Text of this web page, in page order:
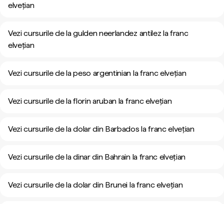
elvețian
Vezi cursurile de la gulden neerlandez antilez la franc
elvețian
Vezi cursurile de la peso argentinian la franc elvețian
Vezi cursurile de la florin aruban la franc elvețian
Vezi cursurile de la dolar din Barbados la franc elvețian
Vezi cursurile de la dinar din Bahrain la franc elvețian
Vezi cursurile de la dolar din Brunei la franc elvețian